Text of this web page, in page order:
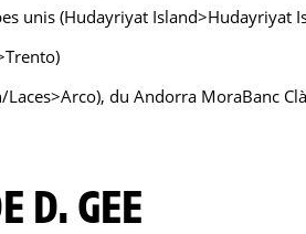
unis (Hudayriyat
du Andorra MoraBanc
D. GEE